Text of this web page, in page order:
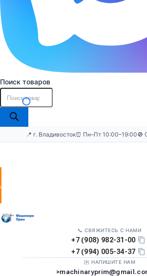
Поиск товаров
📍 г. Владивосток⏰ Пн–Пт 10:00–19:00🚫
заявку
📞 СВЯЖИТЕСЬ С НАМИ
+7 (908) 982-31-00
+7 (994) 005-34-37
✉️ НАПИШИТЕ НАМ
>